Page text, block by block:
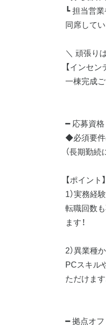
┗ 担当営
同席して
＼ 頑張り
【インセン
一棟完成
━ 応募資
◆必須要件
（長期勤
【ポイント】
1）実務経
転職回数
ます！
2）異業種
PCスキル
ただけます
━ 拠点オ